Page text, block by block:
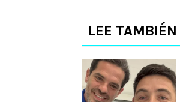
LEE TAMBIÉN